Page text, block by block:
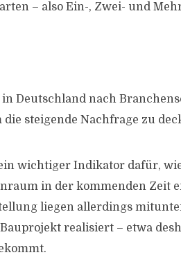
– also Ein-, Zwei- und
Deutschland nach
steigende Nachfrage zu
wichtiger Indikator dafür,
in der kommenden Zeit
liegen allerdings
realisiert – etwa